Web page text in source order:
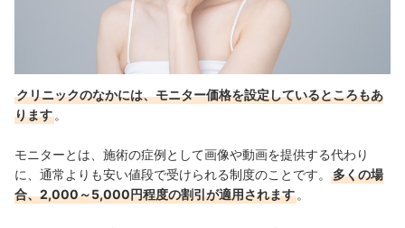
クリニックのなかには、モニター価格を設定しているところもあ
ります 。
モニターとは、施術の症例として画像や動画を提供する代わり
に、通常よりも安い値段で受けられる制度のことです。
多くの場
合、2,000～5,000円程度の割引が適用されます 。